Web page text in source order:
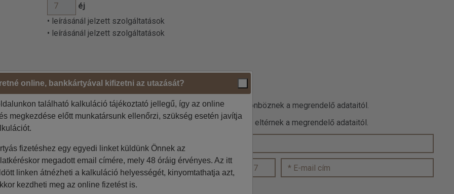
éj
• leírásánál jelzett szolgáltatások
• leírásánál jelzett szolgáltatások
szíveskedjenek!
3F, budapesti indulás
szoba (pótágyazható) x
=
Megrendelő adatai
Jelölje be, ha az 1. utas adatai különböznek a megrendelő adataitól.
Jelölje be, ha a számlázási adatok eltérnek a megrendelő adataitól.
Lakcím
online, bankkártyával kifizetni az utazását?
található kalkuláció tájékoztató jellegű, így az online
megkezdése előtt munkatársunk ellenőrzi, szükség esetén javítja
fizetéshez egy egyedi linket küldünk Önnek az
megadott email címére, mely 48 óráig érvényes. Az itt
linken átnézheti a kalkuláció helyességét, kinyomtathatja azt,
kezdheti meg az online fizetést is.